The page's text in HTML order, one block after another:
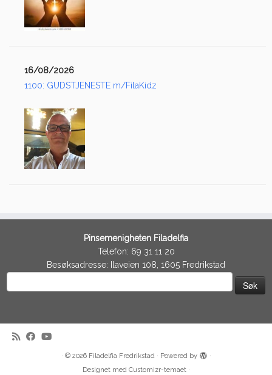
16/08/2026
1100: GUDSTJENESTE m/FilaKidz
Pinsemenigheten Filadelfia
Telefon: 69 31 11 20
Besøksadresse: Ilaveien 108, 1605 Fredrikstad
etter:
· © 2026 Filadelfia Fredrikstad · Powered by
·
Designet med Customizr-temaet·